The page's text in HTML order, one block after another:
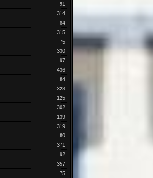
91
314
84
315
75
330
97
436
84
323
125
302
139
319
80
371
92
357
75